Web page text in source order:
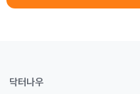
닥터나우